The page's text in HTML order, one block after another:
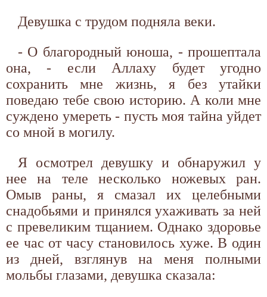
Девушка с трудом подняла веки.
- О благородный юноша, - прошептала
она, - если Аллаху будет угодно
сохранить мне жизнь, я без утайки
поведаю тебе свою историю. А коли мне
суждено умереть - пусть моя тайна уйдет
со мной в могилу.
Я осмотрел девушку и обнаружил у
нее на теле несколько ножевых ран.
Омыв раны, я смазал их целебными
снадобьями и принялся ухаживать за ней
с превеликим тщанием. Однако здоровье
ее час от часу становилось хуже. В один
из дней, взглянув на меня полными
мольбы глазами, девушка сказала: